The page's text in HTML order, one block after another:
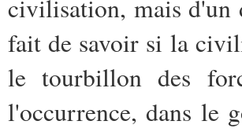
civilisation, mais d'un
fait de savoir si la
le tourbillon des
l'occurrence, dans le